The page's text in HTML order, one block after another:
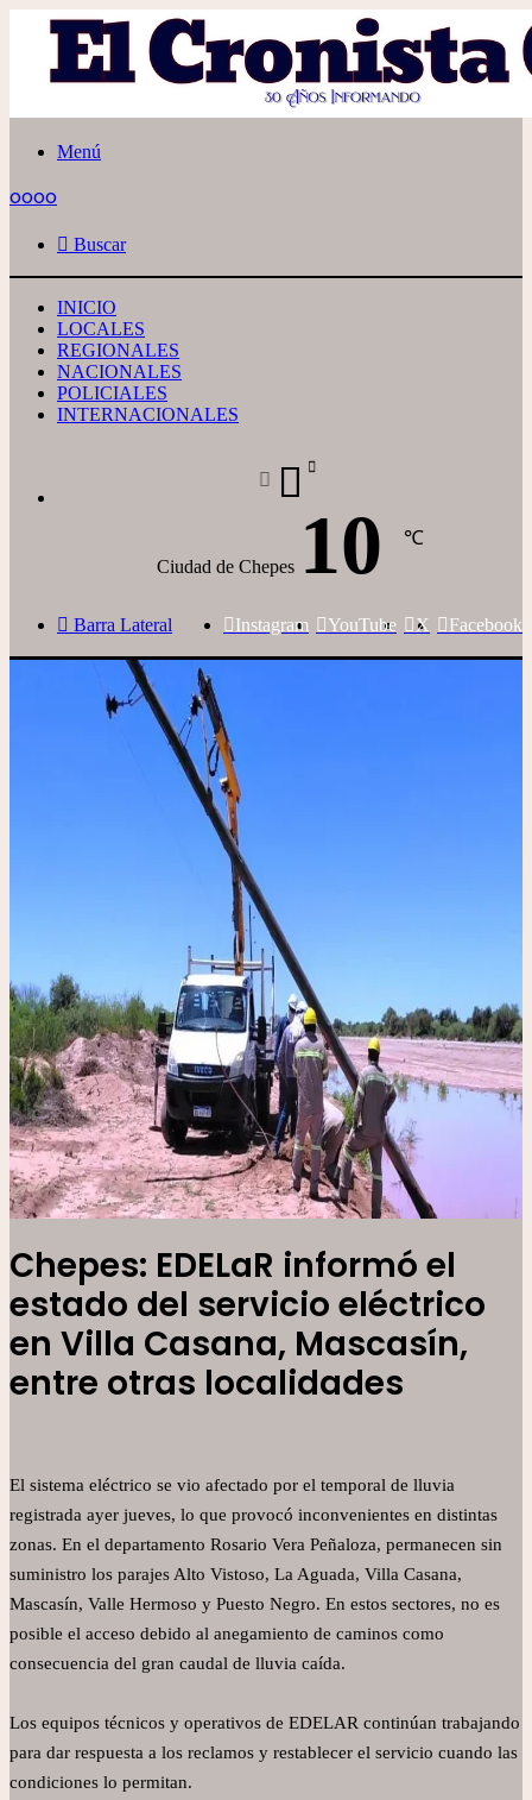
Menú
oooo
Buscar
INICIO
LOCALES
REGIONALES
NACIONALES
POLICIALES
INTERNACIONALES
Ciudad de Chepes 10 ℃
Facebook
X
YouTube
Instagram
Barra Lateral
Chepes: EDELaR informó el
estado del servicio eléctrico
en Villa Casana, Mascasín,
entre otras localidades
El sistema eléctrico se vio afectado por el temporal de lluvia
registrada ayer jueves, lo que provocó inconvenientes en distintas
zonas. En el departamento Rosario Vera Peñaloza, permanecen sin
suministro los parajes Alto Vistoso, La Aguada, Villa Casana,
Mascasín, Valle Hermoso y Puesto Negro. En estos sectores, no es
posible el acceso debido al anegamiento de caminos como
consecuencia del gran caudal de lluvia caída.
Los equipos técnicos y operativos de EDELAR continúan trabajando
para dar respuesta a los reclamos y restablecer el servicio cuando las
condiciones lo permitan.